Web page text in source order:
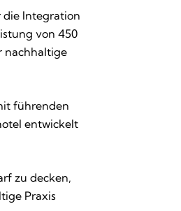
die Integration
von 450
nachhaltige
führenden
entwickelt
zu decken,
Praxis